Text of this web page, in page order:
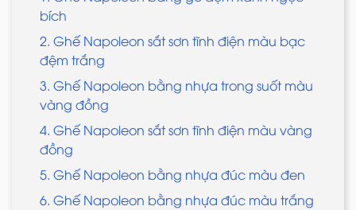
bích
2. Ghế Napoleon sắt sơn tĩnh điện màu bạc
đệm trắng
3. Ghế Napoleon bằng nhựa trong suốt màu
vàng đồng
4. Ghế Napoleon sắt sơn tĩnh điện màu vàng
đồng
5. Ghế Napoleon bằng nhựa đúc màu đen
6. Ghế Napoleon bằng nhựa đúc màu trắng